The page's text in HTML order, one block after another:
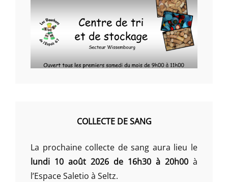
COLLECTE DE SANG
La prochaine collecte de sang aura lieu le
lundi 10 août 2026 de 16h30 à 20h00 à
l’Espace Saletio à Seltz.